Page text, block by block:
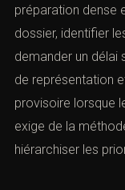
préparation dense
dossier, identifier
demander un délai
de représentation
provisoire lorsque
exige de la
hiérarchiser les